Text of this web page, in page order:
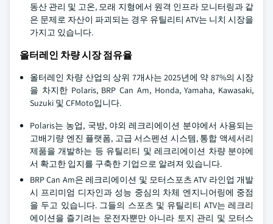
동산 관리 및 고온, 모래 지형에서 원격 인프라 모니터링과 같
은 문제로 자산이 파괴되는 경우 유틸리티 ATV는 니치 시장을
가지고 있습니다.
올터레인 차량 시장 점유율
올터레인 차량 산업의 상위 7개사는 2025년에 약 87%의 시장
을 차지한 Polaris, BRP Can Am, Honda, Yamaha, Kawasaki,
Suzuki 및 CFMoto입니다.
Polaris는 농업, 국방, 야외 레크리에이션 분야에서 사용되는
고배기량 엔진 플랫폼, 고급 서스펜션 시스템, 통합 액세서리
제품을 개발하는 등 유틸리티 및 레크리에이션 차량 분야에
서 확고한 입지를 구축한 기업으로 알려져 있습니다.
BRP Can Am은 레크리에이션 및 모터스포츠 ATV 라인업 개발
시 프리미엄 디자인과 성능 중심의 차체 엔지니어링에 중점
을 두고 있습니다. 그들의 스포츠 및 유틸리티 ATV는 레크리
에이션을 즐기려는 운전자뿐만 아니라 토지 관리 및 모터스